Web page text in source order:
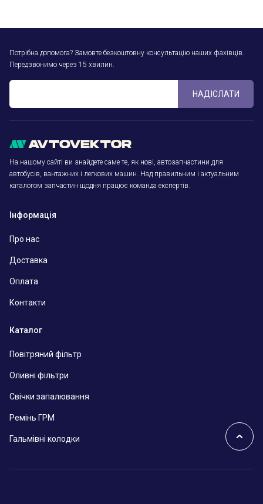
Потрібна допомога? Замовте безкоштовну консультацію наших фахівців.
Передзвонимо через 15 хвилин.
НАДІСЛАТИ
На нашому сайті ви знайдете саме те, як нові, автозапчастини для
автобусів, вантажних і легкових машин. Над правильним і актуальним
каталогом запчастин щодня працює команда експертів.
Інформація
Про нас
Доставка
Оплата
Контакти
Каталог
Повітряний фільтр
Оливні фільтри
Свічки запалювання
Ремінь ГРМ
Гальмівні колодки